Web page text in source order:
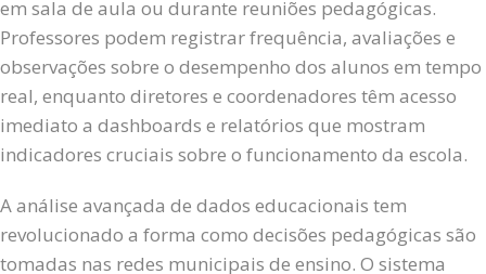
em sala de aula ou durante reuniões pedagógicas.
Professores podem registrar frequência, avaliações e
observações sobre o desempenho dos alunos em tempo
real, enquanto diretores e coordenadores têm acesso
imediato a dashboards e relatórios que mostram
indicadores cruciais sobre o funcionamento da escola.
A análise avançada de dados educacionais tem
revolucionado a forma como decisões pedagógicas são
tomadas nas redes municipais de ensino. O sistema